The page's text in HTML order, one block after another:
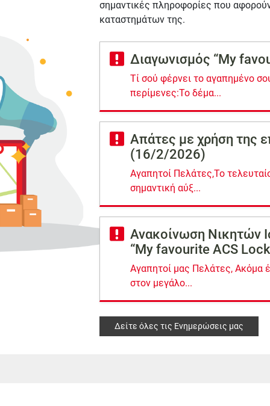
σημαντικές πληροφορίες που
καταστημάτων της.
Διαγωνισμός “My
Τί σού φέρνει το αγαπημένο
περίμενες:Το δέμα...
Απάτες με χρήση της
(16/2/2026)
Αγαπητοί Πελάτες,Το
σημαντική αύξ...
Ανακοίνωση Νικητών
“My favourite ACS
Αγαπητοί μας Πελάτες, Ακόμα
στον μεγάλο...
Δείτε όλες τις Ενημερώσεις μας